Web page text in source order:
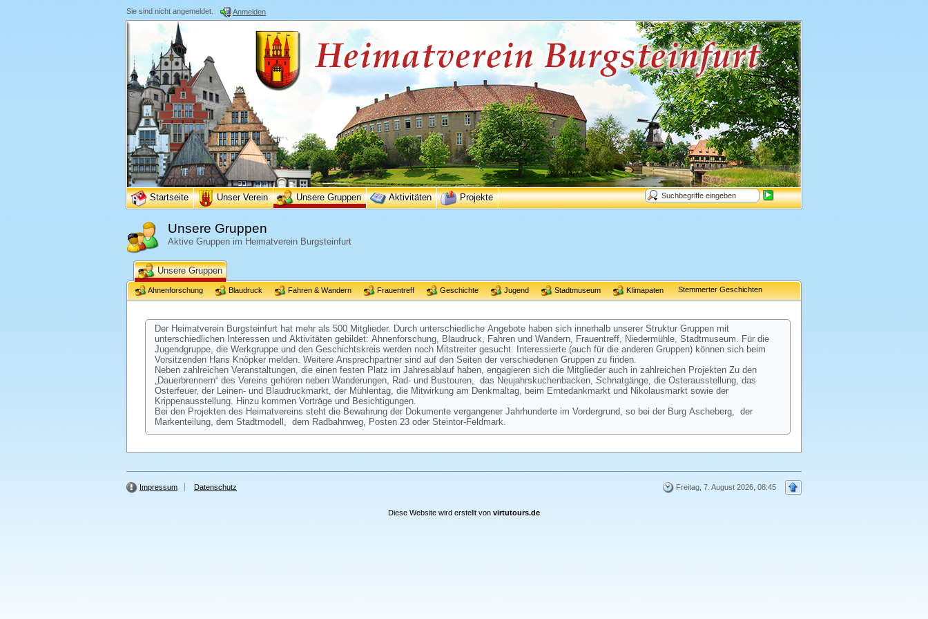
Sie sind nicht angemeldet. Anmelden
Startseite Unser Verein Unsere Gruppen Aktivitäten Projekte
Unsere Gruppen
Aktive Gruppen im Heimatverein Burgsteinfurt
Unsere Gruppen
Ahnenforschung Blaudruck Fahren & Wandern Frauentreff Geschichte Jugend Stadtmuseum KIimapaten Stemmerter Geschichten
Der Heimatverein Burgsteinfurt hat mehr als 500 Mitglieder. Durch unterschiedliche Angebote haben sich innerhalb unserer Struktur Gruppen mit
unterschiedlichen Interessen und Aktivitäten gebildet: Ahnenforschung, Blaudruck, Fahren und Wandern, Frauentreff, Niedermühle, Stadtmuseum. Für die
Jugendgruppe, die Werkgruppe und den Geschichtskreis werden noch Mitstreiter gesucht. Interessierte (auch für die anderen Gruppen) können sich beim
Vorsitzenden Hans Knöpker melden. Weitere Ansprechpartner sind auf den Seiten der verschiedenen Gruppen zu finden.
Neben zahlreichen Veranstaltungen, die einen festen Platz im Jahresablauf haben, engagieren sich die Mitglieder auch in zahlreichen Projekten Zu den
„Dauerbrennern“ des Vereins gehören neben Wanderungen, Rad- und Bustouren, das Neujahrskuchenbacken, Schnatgänge, die Osterausstellung, das
Osterfeuer, der Leinen- und Blaudruckmarkt, der Mühlentag, die Mitwirkung am Denkmaltag, beim Erntedankmarkt und Nikolausmarkt sowie der
Krippenausstellung. Hinzu kommen Vorträge und Besichtigungen.
Bei den Projekten des Heimatvereins steht die Bewahrung der Dokumente vergangener Jahrhunderte im Vordergrund, so bei der Burg Ascheberg, der
Markenteilung, dem Stadtmodell, dem Radbahnweg, Posten 23 oder Steintor-Feldmark.
Impressum Datenschutz Freitag, 7. August 2026, 08:45
Diese Website wird erstellt von virtutours.de